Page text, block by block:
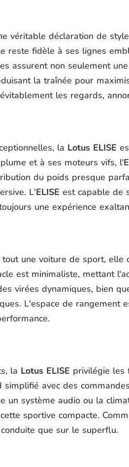
véritable déclaration de
reste fidèle à ses lignes
assurent non seulement
la traînée pour
les regards,
la Lotus ELISE
et à ses moteurs vifs, l'
du poids presque
L'ELISE est capable de
une expérience
tout une voiture de sport,
est minimaliste, mettant
virées dynamiques, bien
L'espace de rangement
la Lotus ELISE privilégie les
avec des
un système audio ou la
sportive compacte.
que sur le superflu.